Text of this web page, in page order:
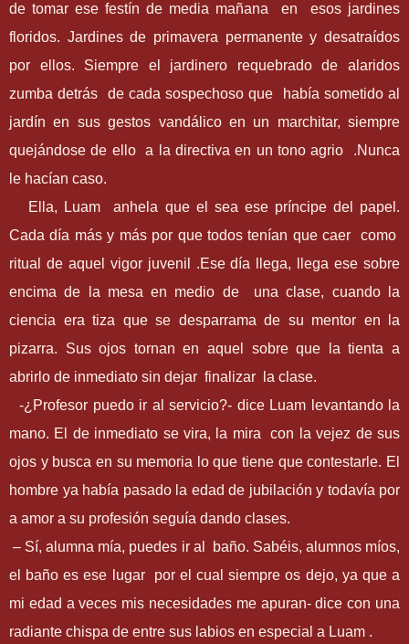
de tomar ese festín de media mañana en esos jardines
floridos. Jardines de primavera permanente y desatraídos
por ellos. Siempre el jardinero requebrado de alaridos
zumba detrás de cada sospechoso que había sometido al
jardín en sus gestos vandálico en un marchitar, siempre
quejándose de ello a la directiva en un tono agrio .Nunca
le hacían caso.
Ella, Luam anhela que el sea ese príncipe del papel.
Cada día más y más por que todos tenían que caer como
ritual de aquel vigor juvenil .Ese día llega, llega ese sobre
encima de la mesa en medio de una clase, cuando la
ciencia era tiza que se desparrama de su mentor en la
pizarra. Sus ojos tornan en aquel sobre que la tienta a
abrirlo de inmediato sin dejar finalizar la clase.
-¿Profesor puedo ir al servicio?- dice Luam levantando la
mano. El de inmediato se vira, la mira con la vejez de sus
ojos y busca en su memoria lo que tiene que contestarle. El
hombre ya había pasado la edad de jubilación y todavía por
a amor a su profesión seguía dando clases.
– Sí, alumna mía, puedes ir al baño. Sabéis, alumnos míos,
el baño es ese lugar por el cual siempre os dejo, ya que a
mi edad a veces mis necesidades me apuran- dice con una
radiante chispa de entre sus labios en especial a Luam .